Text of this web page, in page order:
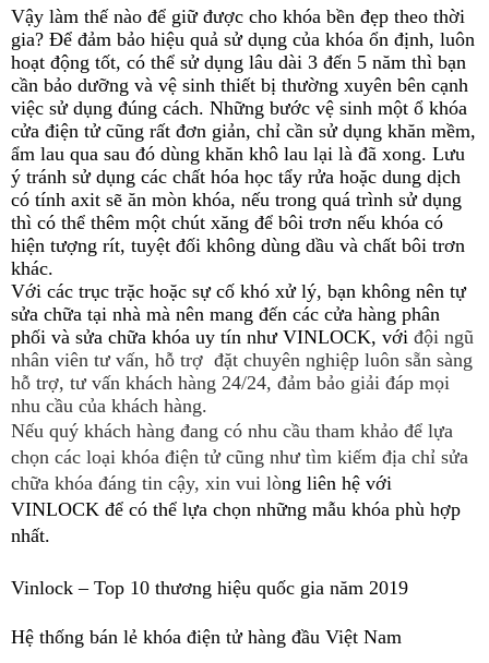
Vậy làm thế nào để giữ được cho khóa bền đẹp theo thời
gia? Để đảm bảo hiệu quả sử dụng của khóa ổn định, luôn
hoạt động tốt, có thể sử dụng lâu dài 3 đến 5 năm thì bạn
cần bảo dưỡng và vệ sinh thiết bị thường xuyên bên cạnh
việc sử dụng đúng cách. Những bước vệ sinh một ổ khóa
cửa điện tử cũng rất đơn giản, chỉ cần sử dụng khăn mềm,
ẩm lau qua sau đó dùng khăn khô lau lại là đã xong. Lưu
ý tránh sử dụng các chất hóa học tẩy rửa hoặc dung dịch
có tính axit sẽ ăn mòn khóa, nếu trong quá trình sử dụng
thì có thể thêm một chút xăng để bôi trơn nếu khóa có
hiện tượng rít, tuyệt đối không dùng dầu và chất bôi trơn
khác.
Với các trục trặc hoặc sự cố khó xử lý, bạn không nên tự
sửa chữa tại nhà mà nên mang đến các cửa hàng phân
phối và sửa chữa khóa uy tín như VINLOCK, với đội ngũ
nhân viên tư vấn, hỗ trợ đặt chuyên nghiệp luôn sẵn sàng
hỗ trợ, tư vấn khách hàng 24/24, đảm bảo giải đáp mọi
nhu cầu của khách hàng.
Nếu quý khách hàng đang có nhu cầu tham khảo để lựa
chọn các loại khóa điện tử cũng như tìm kiếm địa chỉ sửa
chữa khóa đáng tin cậy, xin vui lòng liên hệ với
VINLOCK để có thể lựa chọn những mẫu khóa phù hợp
nhất.
Vinlock – Top 10 thương hiệu quốc gia năm 2019
Hệ thống bán lẻ khóa điện tử hàng đầu Việt Nam